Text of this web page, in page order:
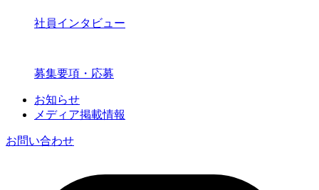
社員インタビュー
募集要項・応募
お知らせ
メディア掲載情報
お問い合わせ